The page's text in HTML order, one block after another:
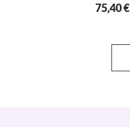
75,40€